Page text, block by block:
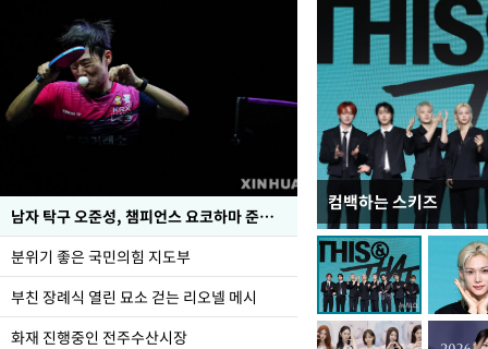
남자 탁구 오준성, 챔피언스 요코하마 준우승
분위기 좋은 국민의힘 지도부
부친 장례식 열린 묘소 걷는 리오넬 메시
화재 진행중인 전주수산시장
컴백하는 스키즈
한-미, UFS연합연습